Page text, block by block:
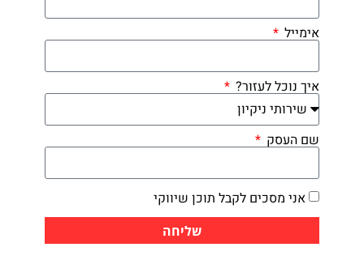
אימייל
איך נוכל לעזור?
שם העסק
אני מסכים לקבל תוכן שיווקי
שליחה